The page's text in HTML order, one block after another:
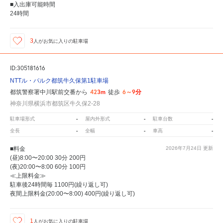
■入出庫可能時間
24時間
3 人がお気に入りの駐車場
ID:305181616
NTTル・パルク都筑牛久保第1駐車場
都筑警察署中川駅前交番から 423m 徒歩 6～9分
神奈川県横浜市都筑区牛久保2-28
駐車場形式 - 屋内外形式 - 駐車台数 -
全長 - 全幅 - 車高 -
2026年7月24日 更新
■料金
(昼)8:00〜20:00 30分 200円
(夜)20:00〜8:00 60分 100円
≪上限料金≫
駐車後24時間毎 1100円(繰り返し可)
夜間上限料金(20:00〜8:00) 400円(繰り返し可)
1 人がお気に入りの駐車場